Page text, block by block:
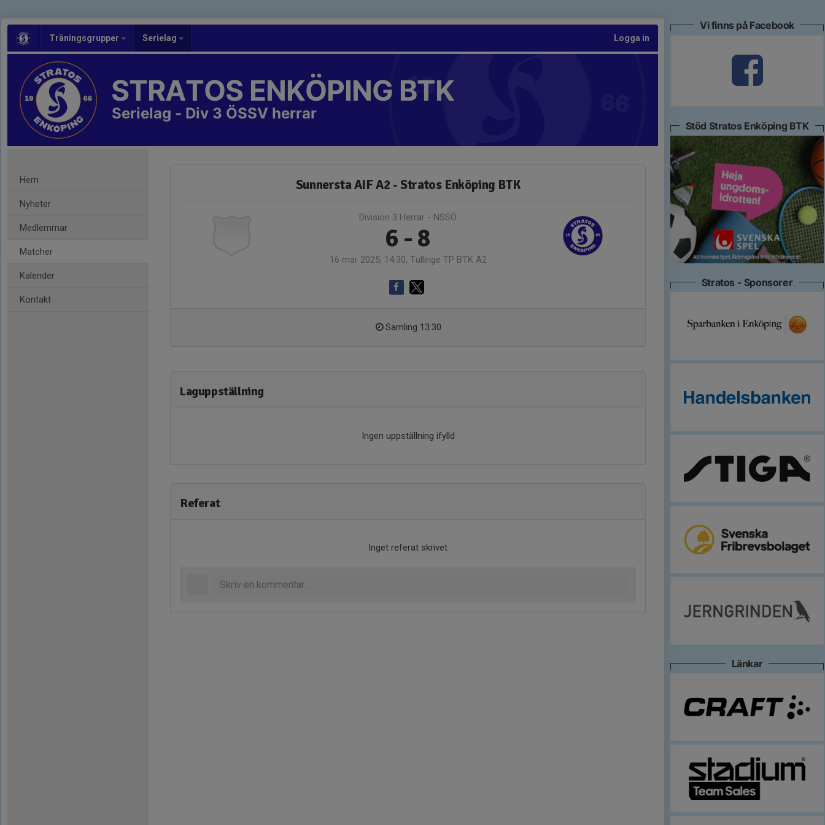
Träningsgrupper Serielag Logga in
STRATOS ENKÖPING BTK
Serielag - Div 3 ÖSSV herrar
Hem
Nyheter
Medlemmar
Matcher
Kalender
Kontakt
Sunnersta AIF A2 - Stratos Enköping BTK
Division 3 Herrar - NSSÖ
6 - 8
16 mar 2025, 14:30, Tullinge TP BTK A2
Samling 13:30
Laguppställning
Ingen uppställning ifylld
Referat
Inget referat skrivet
Vi finns på Facebook
Stöd Stratos Enköping BTK
Stratos - Sponsorer
Länkar